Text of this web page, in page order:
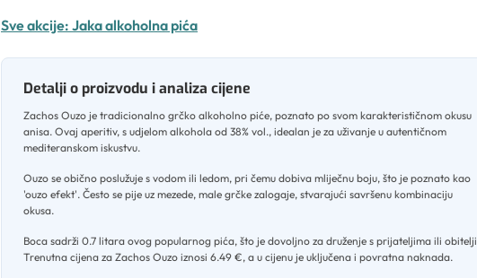
Sve akcije: Jaka alkoholna pića
Detalji o proizvodu i analiza cijene
Zachos Ouzo je tradicionalno grčko alkoholno piće, poznato po svom karakterističnom okusu
anisa. Ovaj aperitiv, s udjelom alkohola od 38% vol., idealan je za uživanje u autentičnom
mediteranskom iskustvu.
Ouzo se obično poslužuje s vodom ili ledom, pri čemu dobiva mliječnu boju, što je poznato kao
'ouzo efekt'. Često se pije uz mezede, male grčke zalogaje, stvarajući savršenu kombinaciju
okusa.
Boca sadrži 0.7 litara ovog popularnog pića, što je dovoljno za druženje s prijateljima ili obitelji
Trenutna cijena za Zachos Ouzo iznosi 6.49 €, a u cijenu je uključena i povratna naknada.